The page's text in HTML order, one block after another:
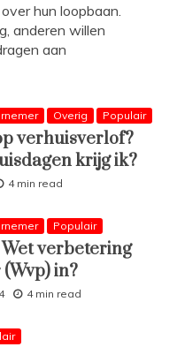
hun loopbaan.
anderen willen
aan
Overig Populair
verhuisverlof?
krijg ik?
4 min read
Populair
verbetering
in?
4 min read